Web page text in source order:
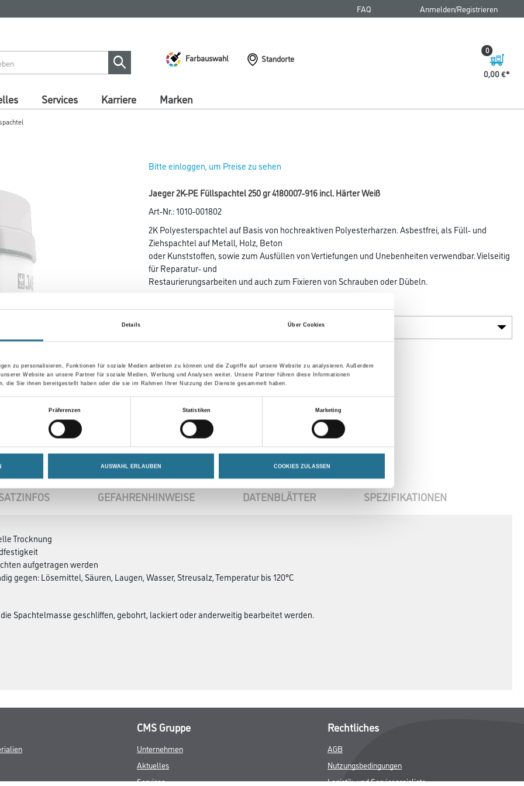
Details Über Cookies
zu personalisieren, Funktionen für soziale Medien anbieten zu können und die Zugriffe auf unsere Website zu analysieren. Außerdem
Website an unsere Partner für soziale Medien, Werbung und Analysen weiter. Unsere Partner führen diese Informationen
die Sie ihnen bereitgestellt haben oder die sie im Rahmen Ihrer Nutzung der Dienste gesammelt haben.
Präferenzen Statistiken Marketing
AUSWAHL ERLAUBEN COOKIES ZULASSEN
FAQ Anmelden/Registrieren
Farbauswahl
Standorte
0,00 €
0
Services Karriere Marken
Bitte einloggen, um Preise zu sehen
Jaeger 2K-PE Füllspachtel 250 gr 4180007-916 incl. Härter Weiß
Art-Nr.:1010-001802
2K Polyesterspachtel auf Basis von hochreaktiven Polyesterharzen. Asbestfrei, als Füll- und
Ziehspachtel auf Metall, Holz, Beton
oder Kunststoffen, sowie zum Ausfüllen von Vertiefungen und Unebenheiten verwendbar. Vielseitig
für Reparatur- und
Restaurierungsarbeiten und auch zum Fixieren von Schrauben oder Dübeln.
Umrechnungsfaktoren
GEFAHRENHINWEISE DATENBLÄTTER SPEZIFIKATIONEN
Trocknung
aufgetragen werden
gegen: Lösemittel, Säuren, Laugen, Wasser, Streusalz, Temperatur bis 120°C
Spachtelmasse geschliffen, gebohrt, lackiert oder anderweitig bearbeitet werden.
CMS Gruppe
Unternehmen
Aktuelles
Services
Rechtliches
AGB
Nutzungsbedingungen
Logistik- und Servicepreisliste